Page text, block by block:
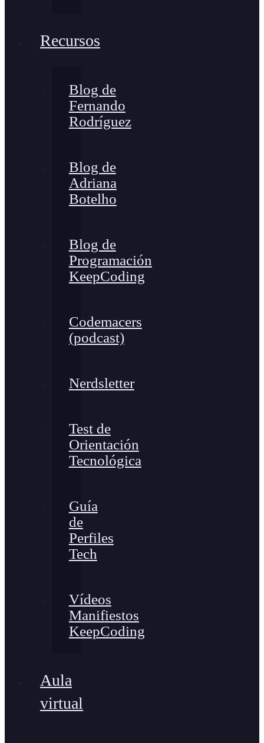
Recursos
Blog de
Fernando
Rodríguez
Blog de
Adriana
Botelho
Blog de
Programación
KeepCoding
Codemacers
(podcast)
Nerdsletter
Test de
Orientación
Tecnológica
Guía
de
Perfiles
Tech
Vídeos
Manifiestos
KeepCoding
Aula
virtual